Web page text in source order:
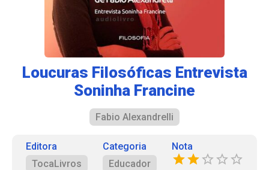
Loucuras Filosóficas Entrevista
Soninha Francine
Fabio Alexandrelli
Editora
TocaLivros
Categoria
Educador
Nota